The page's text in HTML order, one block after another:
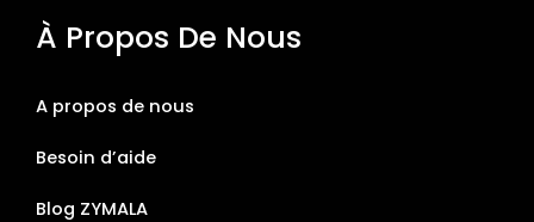
À Propos De Nous
A propos de nous
Besoin d’aide
Blog ZYMALA